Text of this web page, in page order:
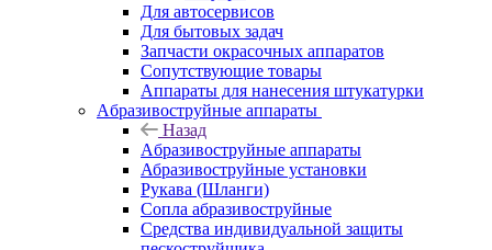
Для автосервисов
Для бытовых задач
Запчасти окрасочных аппаратов
Сопутствующие товары
Аппараты для нанесения штукатурки
Aбразивоструйные аппараты
Назад
Aбразивоструйные аппараты
Абразивоструйные установки
Рукава (Шланги)
Сопла абразивоструйные
Средства индивидуальной защиты